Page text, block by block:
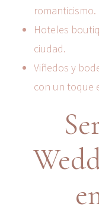
romanticismo.
Hoteles
ciudad.
Viñedos y
con un toque